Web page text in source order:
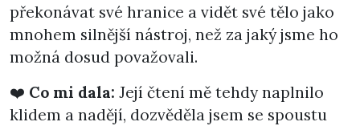
překonávat své hranice a vidět své tělo jako
mnohem silnější nástroj, než za jaký jsme ho
možná dosud považovali.
❤️ Co mi dala: Její čtení mě tehdy naplnilo
klidem a nadějí, dozvěděla jsem se spoustu